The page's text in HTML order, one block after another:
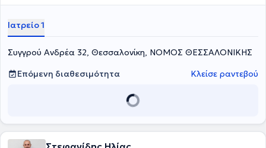
Ιατρείο 1
Συγγρού Ανδρέα 32, Θεσσαλονίκη, ΝΟΜΟΣ ΘΕΣΣΑΛΟΝΙΚΗΣ
Επόμενη διαθεσιμότητα
Κλείσε ραντεβού